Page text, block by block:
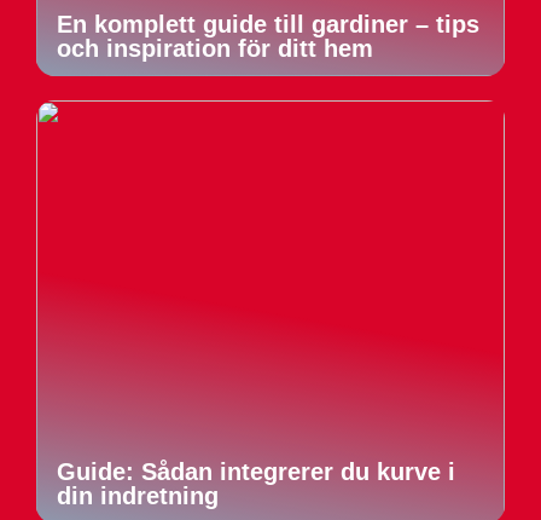
En komplett guide till gardiner – tips
och inspiration för ditt hem
Guide: Sådan integrerer du kurve i
din indretning